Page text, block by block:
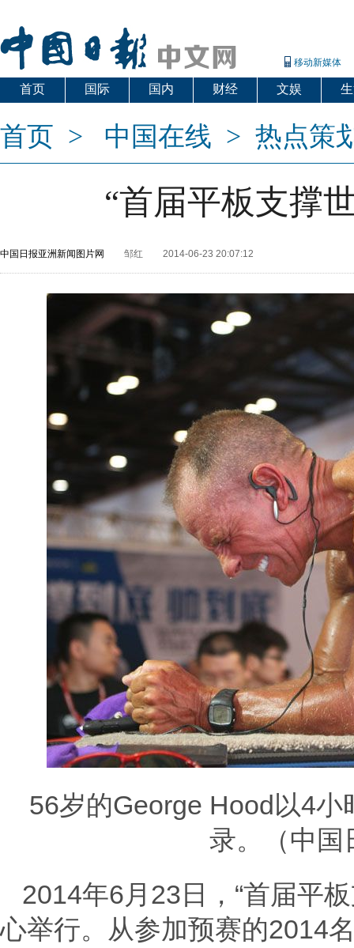
移动新媒体
首页 国际 国内 财经 文娱
首页 > 中国在线 > 热点策
“首届平板支撑
中国日报亚洲新闻图片网 邹红 2014-06-23 20:07:12
56岁的George Hood以4
录。（中国
2014年6月23日，“首届平
心举行。从参加预赛的2014